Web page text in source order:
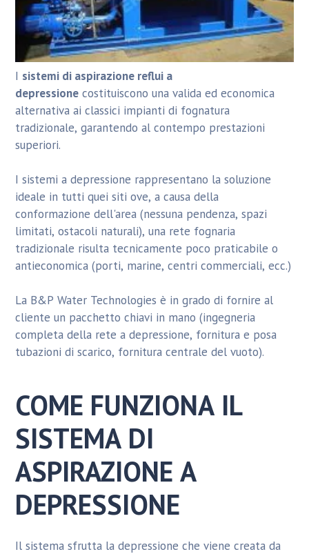
I sistemi di aspirazione reflui a
depressionecostituiscono una valida ed economica
alternativa ai classici impianti di fognatura
tradizionale, garantendo al contempo prestazioni
superiori.
I sistemi a depressione rappresentano la soluzione
ideale in tutti quei siti ove, a causa della
conformazione dell'area (nessuna pendenza, spazi
limitati, ostacoli naturali), una rete fognaria
tradizionale risulta tecnicamente poco praticabile o
antieconomica (porti, marine, centri commerciali, ecc.)
La B&P Water Technologies è in grado di fornire al
cliente un pacchetto chiavi in mano (ingegneria
completa della rete a depressione, fornitura e posa
tubazioni di scarico, fornitura centrale del vuoto).
COME FUNZIONA IL
SISTEMA DI
ASPIRAZIONE A
DEPRESSIONE
Il sistema sfrutta la depressione che viene creata da